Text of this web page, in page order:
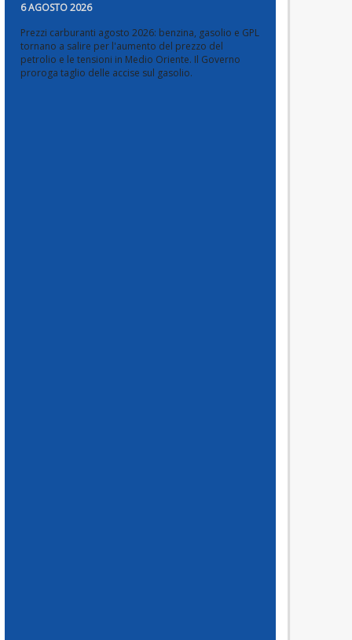
6 AGOSTO 2026
Prezzi carburanti agosto 2026: benzina, gasolio e GPL
tornano a salire per l'aumento del prezzo del
petrolio e le tensioni in Medio Oriente. Il Governo
proroga taglio delle accise sul gasolio.